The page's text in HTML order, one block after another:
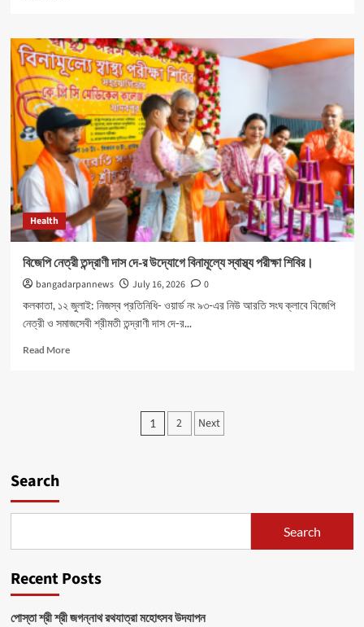
শ্রী
শ্রী
জগন্নাথ
সেবা
সমিতির
উদ্যোগে
রথযাত্রা
উৎসব
পালন
করা
হয়।
Health
বিজেপি নেত্রী তন্দ্রাণী দাস দে-র উদ্যোগে বিনামূল্যে স্বাস্থ্য পরীক্ষা শিবির।
bangadarpannews July 16, 2026
0
কলকাতা, ১২ জুলাই: নিজস্ব প্রতিনিধি- ওয়ার্ড নং ৯৩-এর নিউ আরতি সংঘ ক্লাবে বিজেপি
নেত্রী ও সমাজসেবী শ্রীমতী তন্দ্রাণী দাস দে-র...
Read MoreRead
স্বাস্থ্য
শিবির।
Posts
1 2 Next
Search
Search
Recent Posts
পোস্তা শ্রী শ্রী জগন্নাথ রথযাত্রা মহোৎসব উদযাপন